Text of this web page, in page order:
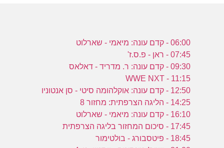
06:00 - קדם עונה: מיאמי - שארלוט
07:45 - ראן - פ.ס.ז'
09:30 - קדם עונה: ר. מדריד - דאלאס
11:15 - WWE NXT
12:50 - קדם עונה: אוקלהומה סיטי - סן אנטוניו
14:25 - הליגה הצרפתית: מחזור 8
16:10 - קדם עונה: מיאמי - שארלוט
17:45 - סיכום המחזור בליגה הצרפתית
18:45 - פיטסבורג - בולטימור